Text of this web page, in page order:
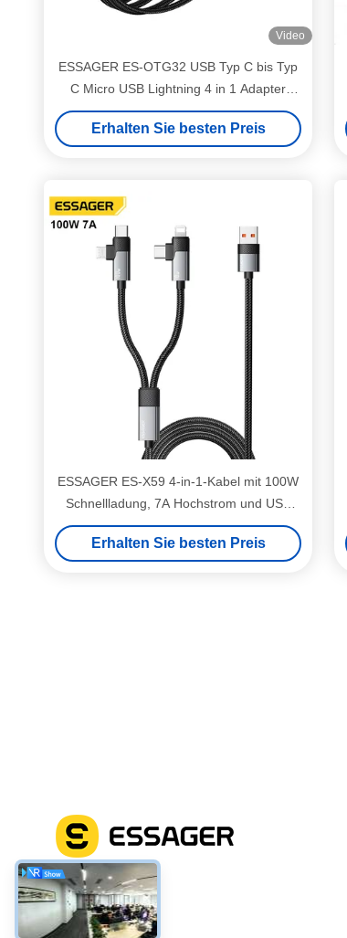
Video
ESSAGER ES-OTG32 USB Typ C bis Typ
C Micro USB Lightning 4 in 1 Adapter
Ladekabel
Erhalten Sie besten Preis
ESSAGER ES-X59 4-in-1-Kabel mit 100W
Schnellladung, 7A Hochstrom und USB
2.0 480Mbit/s Datenübertragung für
mehrere Geräte
Erhalten Sie besten Preis
Soziale Medien